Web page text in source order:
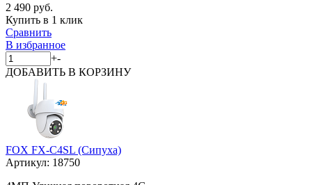
2 490 руб.
Купить в 1 клик
Сравнить
В избранное
+-
ДОБАВИТЬ В КОРЗИНУ
FOX FX-C4SL (Сипуха)
Артикул: 18750